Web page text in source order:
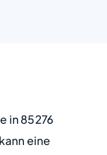
in 85276
eine